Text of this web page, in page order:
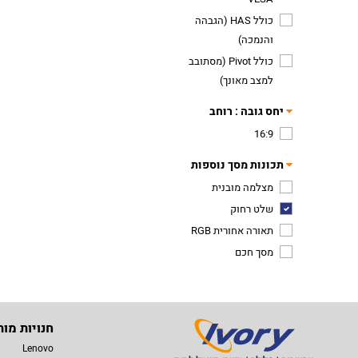
כולל HAS (הגבהה
והנמכה)
כולל Pivot (מסתובב
למצב מאונך)
יחס גובה : רוחב
16:9
תכונות מסך נוספות
מצלמה מובנית
שלט רחוק
תאורה אחורית RGB
מסך חכם
חנויות
Lenovo